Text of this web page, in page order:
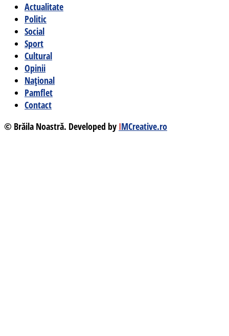
Actualitate
Politic
Social
Sport
Cultural
Opinii
Național
Pamflet
Contact
© Brăila Noastră. Developed by IMCreative.ro